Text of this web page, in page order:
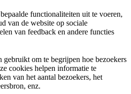
functionaliteiten uit te voeren,
van de website op sociale
van feedback en andere functies
om te begrijpen hoe bezoekers
cookies helpen informatie te
van het aantal bezoekers, het
enz.